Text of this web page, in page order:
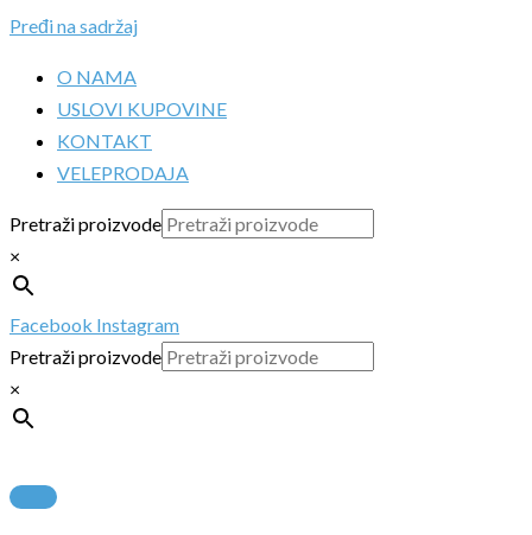
Pređi na sadržaj
O NAMA
USLOVI KUPOVINE
KONTAKT
VELEPRODAJA
Pretraži proizvode
×
Facebook Instagram
Pretraži proizvode
×